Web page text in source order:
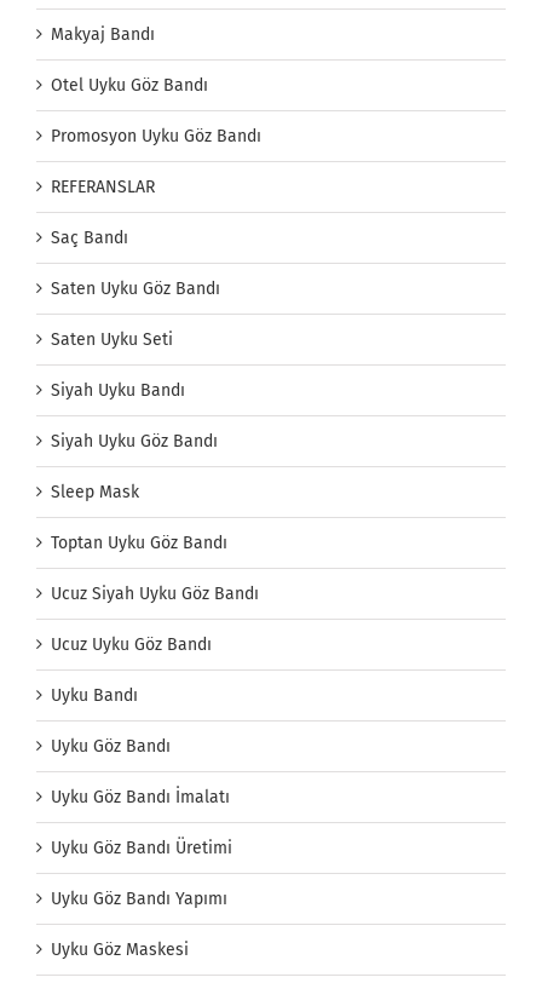
Makyaj Bandı
Otel Uyku Göz Bandı
Promosyon Uyku Göz Bandı
REFERANSLAR
Saç Bandı
Saten Uyku Göz Bandı
Saten Uyku Seti
Siyah Uyku Bandı
Siyah Uyku Göz Bandı
Sleep Mask
Toptan Uyku Göz Bandı
Ucuz Siyah Uyku Göz Bandı
Ucuz Uyku Göz Bandı
Uyku Bandı
Uyku Göz Bandı
Uyku Göz Bandı İmalatı
Uyku Göz Bandı Üretimi
Uyku Göz Bandı Yapımı
Uyku Göz Maskesi